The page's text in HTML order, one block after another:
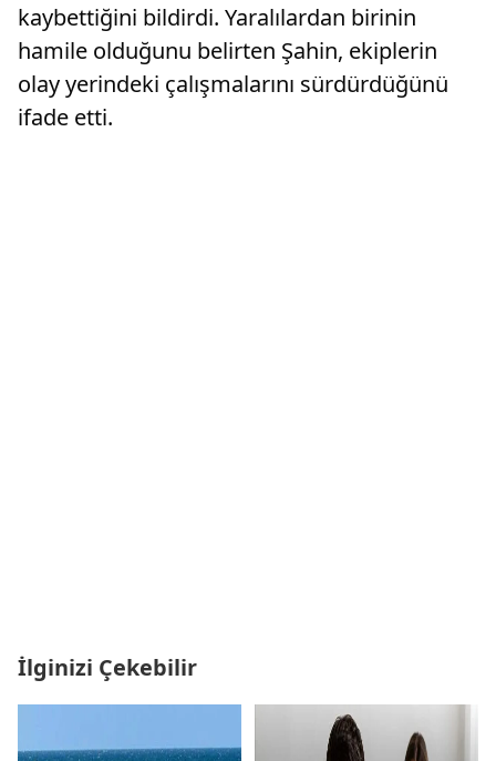
kaybettiğini bildirdi. Yaralılardan birinin
hamile olduğunu belirten Şahin, ekiplerin
olay yerindeki çalışmalarını sürdürdüğünü
ifade etti.
İlginizi Çekebilir